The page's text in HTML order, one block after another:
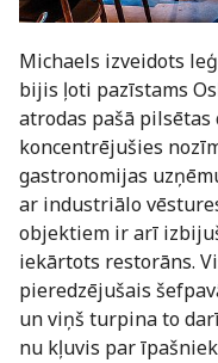
Michaels izveidots
bijis ļoti pazīstams
atrodas pašā
koncentrējušies
gastronomijas
ar industriālo
objektiem ir arī
iekārtots restorāns.
pieredzējušais
un viņš turpina to
nu kļuvis par